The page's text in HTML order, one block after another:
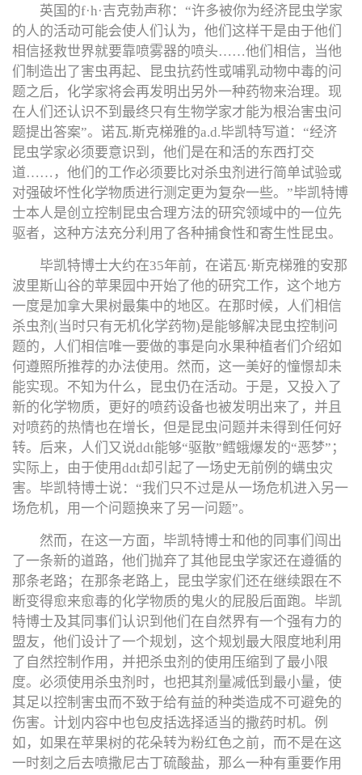
英国的f·h·吉克勃声称：“许多被你为经济昆虫学家
的人的活动可能会使人们认为，他们这样干是由于他们
相信拯救世界就要靠喷雾器的喷头……他们相信，当他
们制造出了害虫再起、昆虫抗药性或哺乳动物中毒的问
题之后，化学家将会再发明出另外一种药物来治理。现
在人们还认识不到最终只有生物学家才能为根治害虫问
题提出答案”。诺瓦.斯克梯雅的a.d.毕凯特写道：“经济
昆虫学家必须要意识到，他们是在和活的东西打交
道……，他们的工作必须要比对杀虫剂进行简单试验或
对强破坏性化学物质进行测定更为复杂一些。”毕凯特博
士本人是创立控制昆虫合理方法的研究领域中的一位先
驱者，这种方法充分利用了各种捕食性和寄生性昆虫。
毕凯特博士大约在35年前，在诺瓦·斯克梯雅的安那
波里斯山谷的苹果园中开始了他的研究工作，这个地方
一度是加拿大果树最集中的地区。在那时候，人们相信
杀虫剂(当时只有无机化学药物)是能够解决昆虫控制问
题的，人们相信唯一要做的事是向水果种植者们介绍如
何遵照所推荐的办法使用。然而，这一美好的憧憬却未
能实现。不知为什么，昆虫仍在活动。于是，又投入了
新的化学物质，更好的喷药设备也被发明出来了，并且
对喷药的热情也在增长，但是昆虫问题并未得到任何好
转。后来，人们又说ddt能够“驱散”鳕蛾爆发的“恶梦”；
实际上，由于使用ddt却引起了一场史无前例的螨虫灾
害。毕凯特博士说：“我们只不过是从一场危机进入另一
场危机，用一个问题换来了另一问题”。
然而，在这一方面，毕凯特博士和他的同事们闯出
了一条新的道路，他们抛弃了其他昆虫学家还在遵循的
那条老路；在那条老路上，昆虫学家们还在继续跟在不
断变得愈来愈毒的化学物质的鬼火的屁股后面跑。毕凯
特博士及其同事们认识到他们在自然界有一个强有力的
盟友，他们设计了一个规划，这个规划最大限度地利用
了自然控制作用，并把杀虫剂的使用压缩到了最小限
度。必须使用杀虫剂时，也把其剂量减低到最小量，使
其足以控制害虫而不致于给有益的种类造成不可避免的
伤害。计划内容中也包皮括选择适当的撒药时机。例
如，如果在苹果树的花朵转为粉红色之前，而不是在这
一时刻之后去喷撒尼古丁硫酸盐，那么一种有重要作用